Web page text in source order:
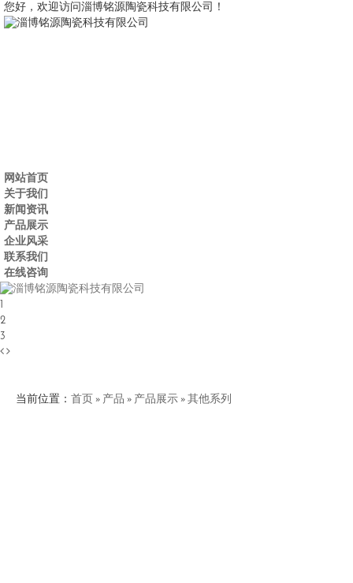
您好，欢迎访问淄博铭源陶瓷科技有限公司！
网站首页
关于我们
新闻资讯
产品展示
企业风采
联系我们
在线咨询
1
2
3
当前位置： 首页 » 产品 » 产品展示 » 其他系列